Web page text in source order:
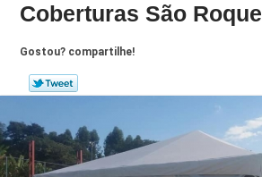
Coberturas São Roque
Gostou? compartilhe!